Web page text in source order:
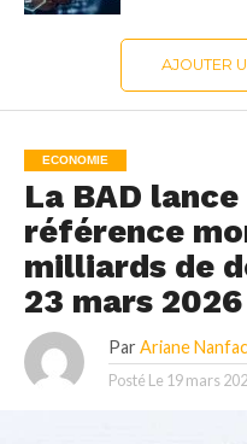
AJOUTER
ECONOMIE
La BAD
référence
milliards de
23 mars 2026
Par Ariane
Posté Le 19 mars